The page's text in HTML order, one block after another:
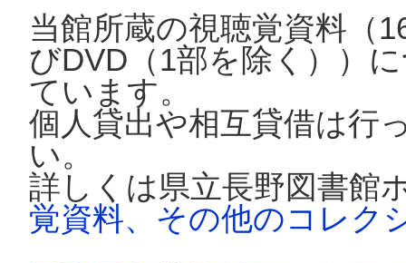
当館所蔵の視聴覚資料（
びDVD（1部を除く））
ています。
個人貸出や相互貸借は行
い。
詳しくは県立長野図書館
覚資料、その他のコレク